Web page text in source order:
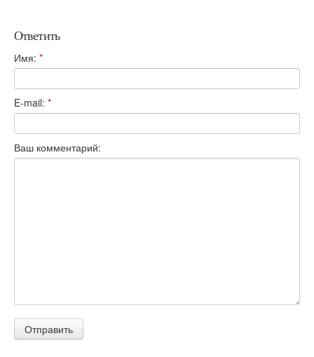
Ответить
Имя: *
E-mail: *
Ваш комментарий: